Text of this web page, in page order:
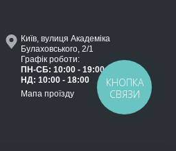
Київ, вулиця Академіка
Булаховського, 2/1
Графік роботи:
ПН-СБ: 10:00 - 19:00
НД: 10:00 - 18:00
Мапа проїзду
КНОПКА
СВЯЗИ